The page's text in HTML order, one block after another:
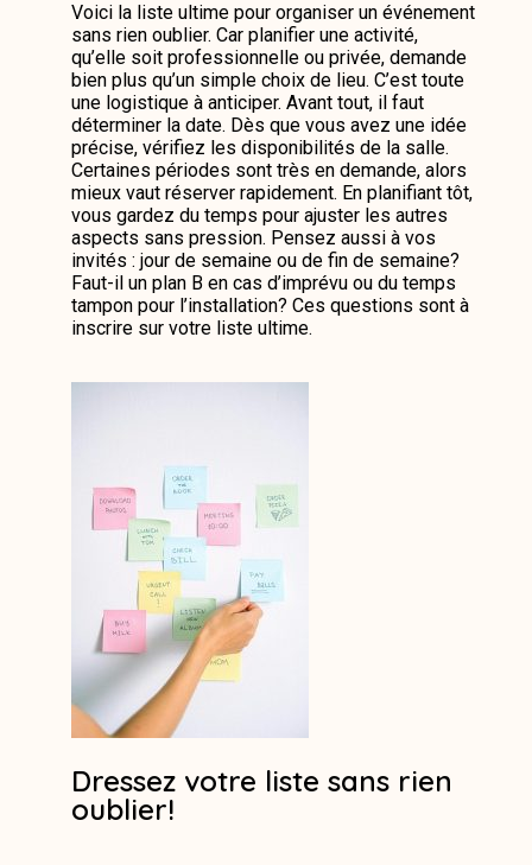
Voici la liste ultime pour organiser un événement
sans rien oublier. Car planifier une activité,
qu’elle soit professionnelle ou privée, demande
bien plus qu’un simple choix de lieu. C’est toute
une logistique à anticiper. Avant tout, il faut
déterminer la date. Dès que vous avez une idée
précise, vérifiez les disponibilités de la salle.
Certaines périodes sont très en demande, alors
mieux vaut réserver rapidement. En planifiant tôt,
vous gardez du temps pour ajuster les autres
aspects sans pression. Pensez aussi à vos
invités : jour de semaine ou de fin de semaine?
Faut-il un plan B en cas d’imprévu ou du temps
tampon pour l’installation? Ces questions sont à
inscrire sur votre liste ultime.
Dressez votre liste sans rien
oublier!